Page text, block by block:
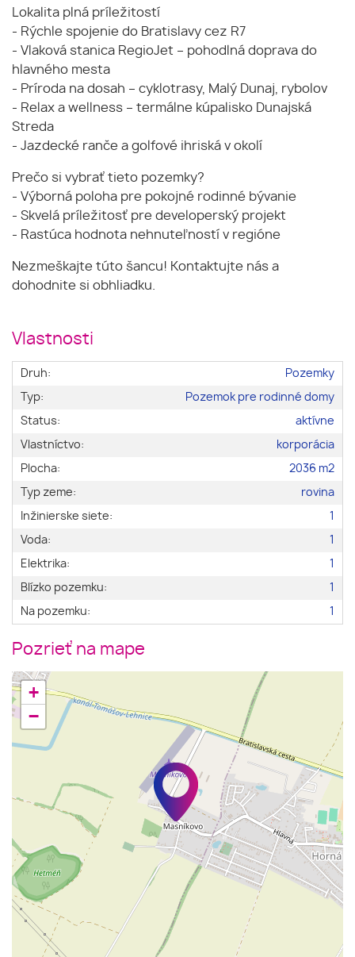
Lokalita plná príležitostí
- Rýchle spojenie do Bratislavy cez R7
- Vlaková stanica RegioJet – pohodlná doprava do
hlavného mesta
- Príroda na dosah – cyklotrasy, Malý Dunaj, rybolov
- Relax a wellness – termálne kúpalisko Dunajská
Streda
- Jazdecké ranče a golfové ihriská v okolí
Prečo si vybrať tieto pozemky?
- Výborná poloha pre pokojné rodinné bývanie
- Skvelá príležitosť pre developerský projekt
- Rastúca hodnota nehnuteľností v regióne
Nezmeškajte túto šancu! Kontaktujte nás a
dohodnite si obhliadku.
Vlastnosti
Druh:
Pozemky
Typ:
Pozemok pre rodinné domy
Status:
aktívne
Vlastníctvo:
korporácia
Plocha:
2036 m2
Typ zeme:
rovina
Inžinierske siete:
1
Voda:
1
Elektrika:
1
Blízko pozemku:
1
Na pozemku:
1
Pozrieť na mape
+
−